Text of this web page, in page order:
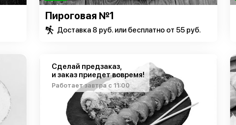
Пироговая №1
Доставка 8 руб. или бесплатно от 55 руб.
Сделай предзаказ,
и заказ приедет вовремя!
Работает завтра с 11:00